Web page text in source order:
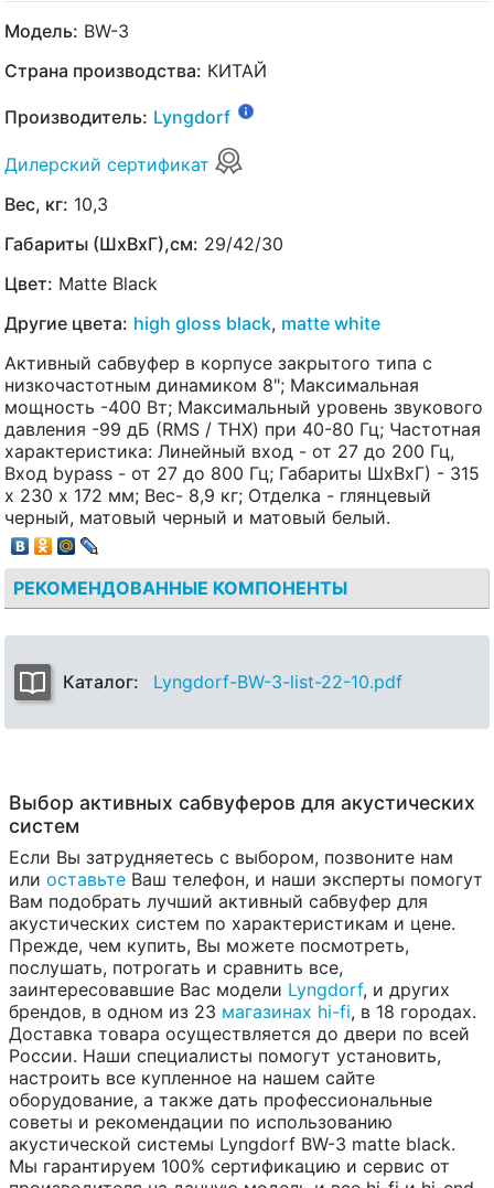
Модель: BW-3
Страна производства: КИТАЙ
Производитель: Lyngdorf
Дилерский сертификат
Вес, кг: 10,3
Габариты (ШхВхГ),см: 29/42/30
Цвет: Matte Black
Другие цвета: high gloss black, matte white
Активный сабвуфер в корпусе закрытого типа с
низкочастотным динамиком 8"; Максимальная
мощность -400 Вт; Максимальный уровень звукового
давления -99 дБ (RMS / THX) при 40-80 Гц; Частотная
характеристика: Линейный вход - от 27 до 200 Гц,
Вход bypass - от 27 до 800 Гц; Габариты ШxВxГ) - 315
х 230 х 172 мм; Вес- 8,9 кг; Отделка - глянцевый
черный, матовый черный и матовый белый.
РЕКОМЕНДОВАННЫЕ КОМПОНЕНТЫ
Каталог: Lyngdorf-BW-3-list-22-10.pdf
Выбор активных сабвуферов для акустических
систем
Если Вы затрудняетесь с выбором, позвоните нам
или оставьте Ваш телефон, и наши эксперты помогут
Вам подобрать лучший активный сабвуфер для
акустических систем по характеристикам и цене.
Прежде, чем купить, Вы можете посмотреть,
послушать, потрогать и сравнить все,
заинтересовавшие Вас модели Lyngdorf, и других
брендов, в одном из 23 магазинах hi-fi, в 18 городах.
Доставка товара осуществляется до двери по всей
России. Наши специалисты помогут установить,
настроить все купленное на нашем сайте
оборудование, а также дать профессиональные
советы и рекомендации по использованию
акустической системы Lyngdorf BW-3 matte black.
Мы гарантируем 100% сертификацию и сервис от